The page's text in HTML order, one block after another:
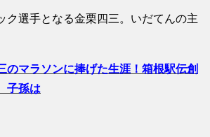
ク選手となる金栗四三。いだてんの主
のマラソンに捧げた生涯！箱根駅伝創
子孫は